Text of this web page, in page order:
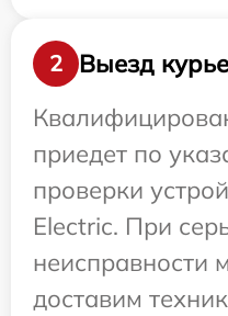
2
Выезд
приедет по
проверки
Electric. При
неисправности
доставим